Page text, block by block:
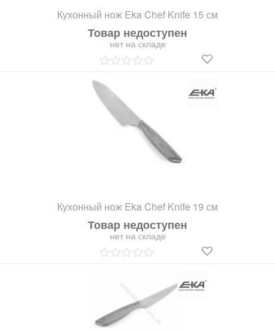
Кухонный нож Eka Chef Knife 15 см
Товар недоступен
нет на складе
Кухонный нож Eka Chef Knife 19 см
Товар недоступен
нет на складе